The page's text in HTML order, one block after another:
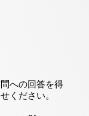
への回答を得
ください。